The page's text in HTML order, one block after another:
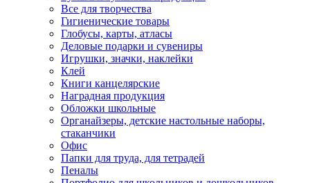
Все для творчества
Гигиенические товары
Глобусы, карты, атласы
Деловые подарки и сувениры
Игрушки, значки, наклейки
Клей
Книги канцелярские
Наградная продукция
Обложки школьные
Органайзеры, детские настольные наборы,
стаканчики
Офис
Папки для труда, для тетрадей
Пеналы